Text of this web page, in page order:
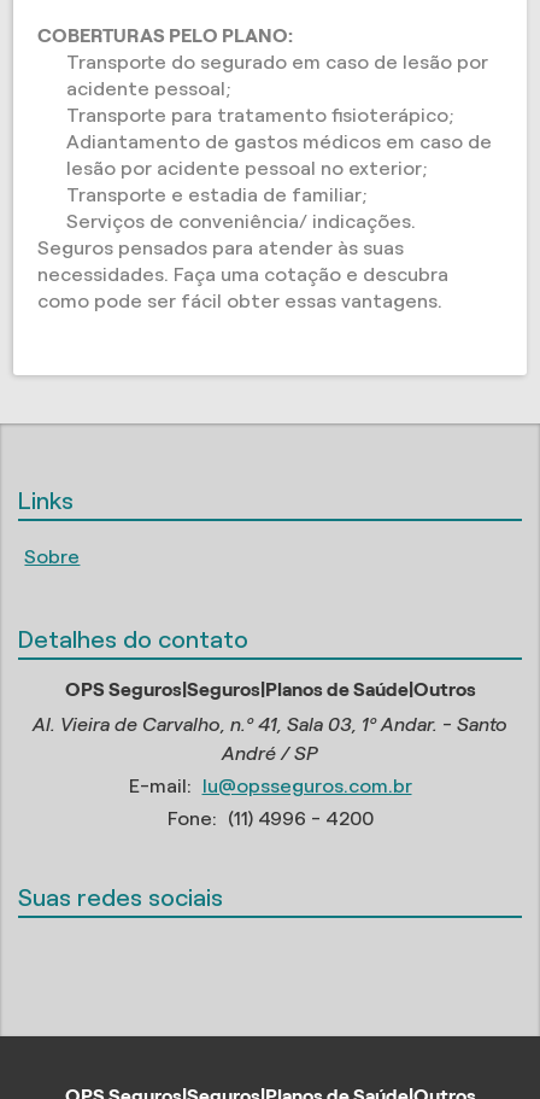
COBERTURAS PELO PLANO:
Transporte do segurado em caso de lesão por
acidente pessoal;
Transporte para tratamento fisioterápico;
Adiantamento de gastos médicos em caso de
lesão por acidente pessoal no exterior;
Transporte e estadia de familiar;
Serviços de conveniência/ indicações.
Seguros pensados para atender às suas
necessidades. Faça uma cotação e descubra
como pode ser fácil obter essas vantagens.
Links
Sobre
Detalhes do contato
OPS Seguros|Seguros|Planos de Saúde|Outros
Al. Vieira de Carvalho, n.º 41, Sala 03, 1º Andar. - Santo
André / SP
E-mail:
lu@opsseguros.com.br
Fone:
(11) 4996 - 4200
Suas redes sociais